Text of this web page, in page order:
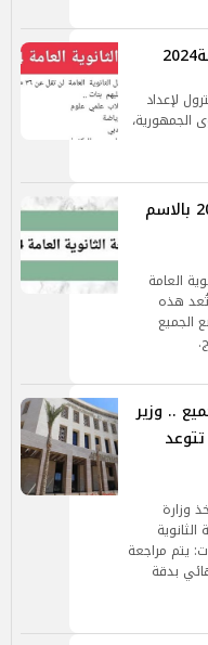
لإعداد
2024 على مستوى الجمهورية،
رابط ظهور نتيجة الثانوية العامة 2024 بالاسم
العامة
تُعد هذه
الجميع
تصدم الجميع .. وزير
أن تتخذ وزارة
يتم مراجعة
بدقة